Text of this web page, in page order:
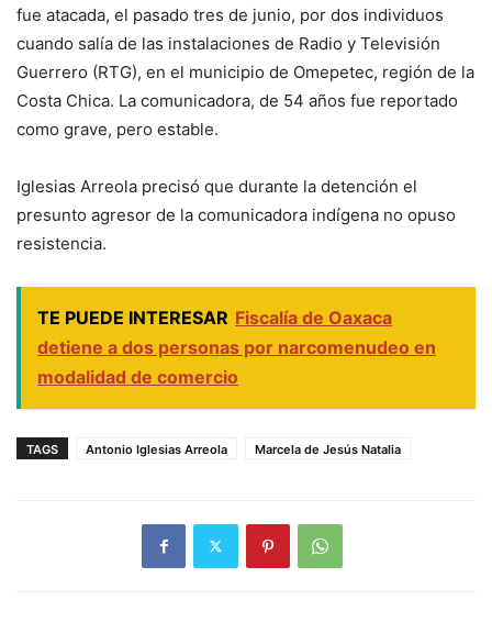
fue atacada, el pasado tres de junio, por dos individuos
cuando salía de las instalaciones de Radio y Televisión
Guerrero (RTG), en el municipio de Omepetec, región de la
Costa Chica. La comunicadora, de 54 años fue reportado
como grave, pero estable.
Iglesias Arreola precisó que durante la detención el
presunto agresor de la comunicadora indígena no opuso
resistencia.
TE PUEDE INTERESAR Fiscalía de Oaxaca
detiene a dos personas por narcomenudeo en
modalidad de comercio
TAGS Antonio Iglesias Arreola Marcela de Jesús Natalia